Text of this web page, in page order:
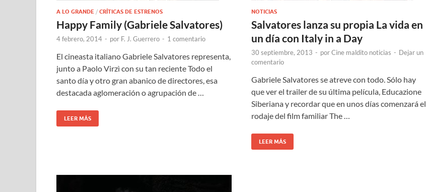
A LO GRANDE / CRÍTICAS DE ESTRENOS
Happy Family (Gabriele Salvatores)
4 febrero, 2014 - por F. J. Guerrero - 1 comentario
El cineasta italiano Gabriele Salvatores representa,
junto a Paolo Virzì con su tan reciente Todo el
santo día y otro gran abanico de directores, esa
destacada aglomeración o agrupación de …
LEER MÁS
NOTICIAS
Salvatores lanza su propia La vida en
un día con Italy in a Day
30 septiembre, 2013 - porCine maldito noticias - Dejar un
comentario
Gabriele Salvatores se atreve con todo. Sólo hay
que ver el trailer de su última película, Educazione
Siberiana y recordar que en unos días comenzará el
rodaje del film familiar The …
LEER MÁS